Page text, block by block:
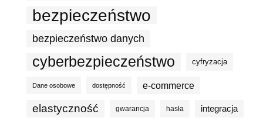
bezpieczeństwo
bezpieczeństwo danych
cyberbezpieczeństwo cyfryzacja
Dane osobowe dostępność e-commerce
elastyczność gwarancja hasła integracja